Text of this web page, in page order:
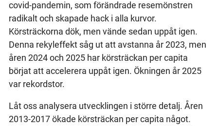
covid-pandemin, som förändrade resemönstren
radikalt och skapade hack i alla kurvor.
Körsträckorna dök, men vände sedan uppåt igen.
Denna rekyleffekt såg ut att avstanna år 2023, men
åren 2024 och 2025 har körsträckan per capita
börjat att accelerera uppåt igen. Ökningen år 2025
var rekordstor.
Låt oss analysera utvecklingen i större detalj. Åren
2013-2017 ökade körsträckan per capita något.